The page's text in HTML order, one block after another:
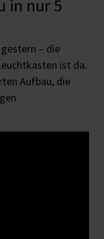
in nur 5
– die
ist da.
Aufbau, die